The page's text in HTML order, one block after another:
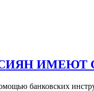
ИМЕЮТ
банковских